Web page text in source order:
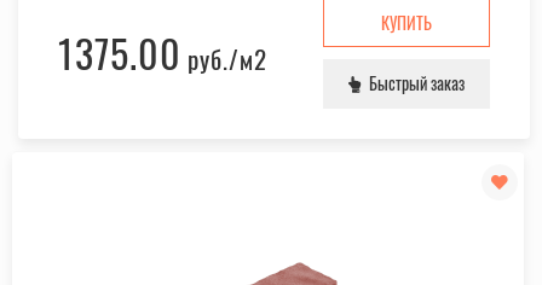
1375.00 руб./м2
КУПИТЬ
Быстрый заказ